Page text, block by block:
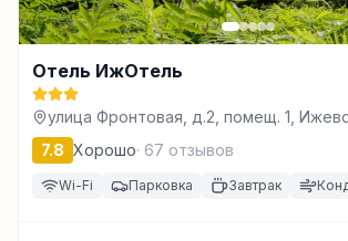
Отель ИжОтель
улица Фронтовая, д.2, помещ. 1,
7.8 Хорошо· 67 отзывов
Wi-Fi Парковка Завтрак